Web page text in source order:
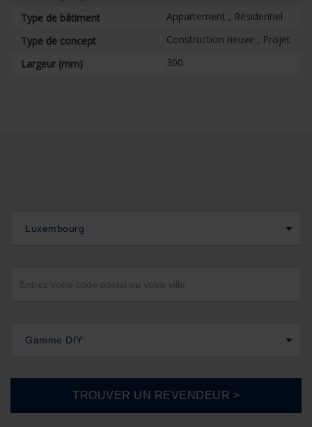
Type de bâtiment
Appartement , Résidentiel
Type de concept
Construction neuve , Projet
Largeur (mm)
300
Luxembourg
Gamme DIY